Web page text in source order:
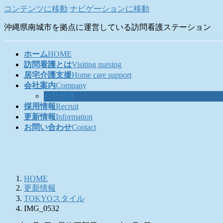
コンテンツに移動 ナビゲーションに移動
沖縄県南城市を拠点に運営している訪問看護ステーション
ホームHOME
訪問看護とはVisiting nursing
居宅介護支援Home care support
会社案内Company
採用情報Recruit
更新情報Information
お問い合わせContact
HOME
更新情報
TOKYOスタイル
IMG_0532